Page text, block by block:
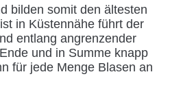
bilden somit den ältesten
in Küstennähe führt der
entlang angrenzender
und in Summe knapp
für jede Menge Blasen an